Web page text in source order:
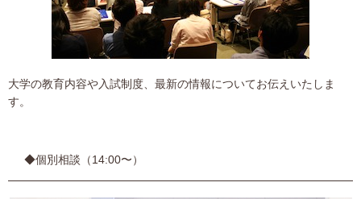
大学の教育内容や入試制度、最新の情報についてお伝えいたしま
す。
◆個別相談（14:00〜）